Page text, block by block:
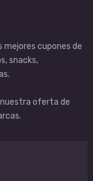
mejores cupones de
snacks,
oferta de